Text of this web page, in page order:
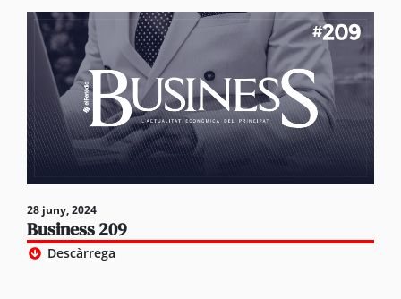
28 juny, 2024
Business 209
Descàrrega